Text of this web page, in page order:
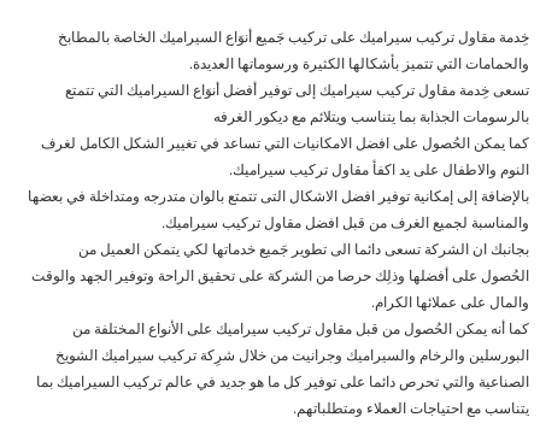
خِدمة مقاول تركيب سيراميك على تركيب جَميع أنوَاع السيراميك الخاصة بالمطابخ
والحمامات التي تتميز بأشكالها الكثيرة ورسوماتها العديدة.
تسعى خِدمة مقاول تركيب سيراميك إلى توفير أفضل أنوَاع السيراميك التي تتمتع
بالرسومات الجذابة بما يتناسب ويتلائم مع ديكور الغرفه
كما يمكن الحُصول على افضل الامكانيات التي تساعد في تغيير الشكل الكامل لغرف
النوم والاطفال على يد اكفأ مقاول تركيب سيراميك.
بالإضافة إلى إمكانية توفير افضل الاشكال التى تتمتع بالوان متدرجه ومتداخلة في بعضها
والمناسبة لجميع الغرف من قبل افضل مقاول تركيب سيراميك.
بجانبك ان الشركة تسعى دائما الى تطوير جَميع خدماتها لكي يتمكن العميل من
الحُصول على أفضلها وذلِك حرصا من الشركة على تحقيق الراحة وتوفير الجهد والوقت
والمال على عملائها الكرام.
كما أنه يمكن الحُصول من قبل مقاول تركيب سيراميك على الأنواع المختلفة من
البورسلين والرخام والسيراميك وجرانيت من خلال شرِكة تركيب سيراميك الشويخ
الصناعية والتي تحرص دائما على توفير كل ما هو جديد في عالم تركيب السيراميك بما
يتناسب مع احتياجات العملاء ومتطلباتهم.